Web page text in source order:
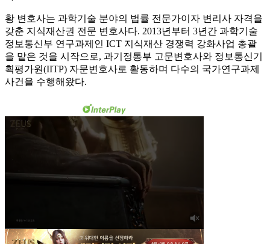
황 변호사는 과학기술 분야의 법률 전문가이자 변리사 자격을
갖춘 지식재산권 전문 변호사다. 2013년부터 3년간 과학기술
정보통신부 연구과제인 ICT 지식재산 경쟁력 강화사업 총괄
을 맡은 것을 시작으로, 과기정통부 고문변호사와 정보통신기
획평가원(IITP) 자문변호사로 활동하며 다수의 국가연구과제
사건을 수행해왔다.